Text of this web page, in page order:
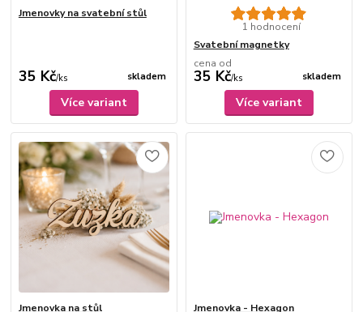
Jmenovky na svatební stůl
35 Kč/ks skladem
Více variant
1 hodnocení
Svatební magnetky
cena od
35 Kč/ks skladem
Více variant
Jmenovka na stůl
Jmenovka - Hexagon